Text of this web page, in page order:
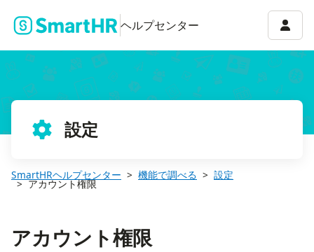
ヘルプセンター アカ
設定
SmartHRヘルプセンター 機能で調べる 設定
アカウント権限
アカウント権限